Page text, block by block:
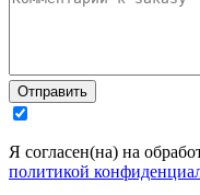
Отправить
Я согласен(на) на
политикой